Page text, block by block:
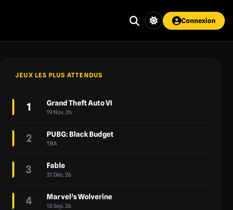
Connexion
JEUX LES PLUS ATTENDUS
1 Grand Theft Auto VI
19 Nov. 26
2 PUBG: Black Budget
TBA
3 Fable
31 Déc. 26
4 Marvel’s Wolverine
15 Sep. 26